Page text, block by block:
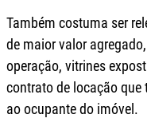
Também costuma ser
de maior valor
operação, vitrines
contrato de locação
ao ocupante do imóvel.